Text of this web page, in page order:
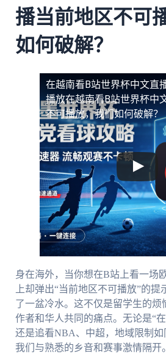
播当前地区不可
如何破解？
在越南看B站世界杯中文直
播放在越南看B站世界杯中
不可播放，我们如何破解？
身在海外，当你想在B站上看一场
上却弹出“当前地区不可播放”的
了一盆冷水。这不仅是留学生的烦
作者和华人共同的痛点。无论是“
还是追看NBA、中超，地域限制
我们与熟悉的乡音和赛事激情隔开